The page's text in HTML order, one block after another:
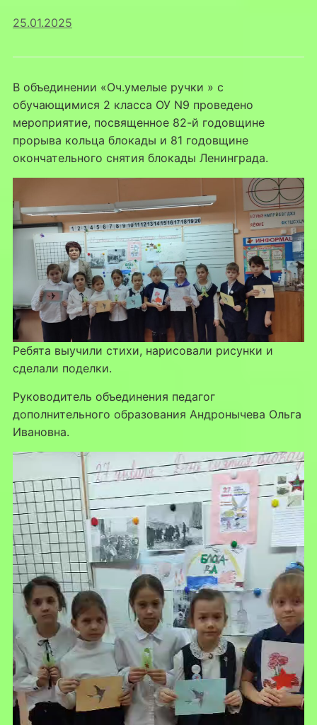
25.01.2025
В объединении «Оч.умелые ручки » с
обучающимися 2 класса ОУ N9 проведено
мероприятие, посвященное 82-й годовщине
прорыва кольца блокады и 81 годовщине
окончательного снятия блокады Ленинграда.
Ребята выучили стихи, нарисовали рисунки и
сделали поделки.
Руководитель объединения педагог
дополнительного образования Андронычева Ольга
Ивановна.